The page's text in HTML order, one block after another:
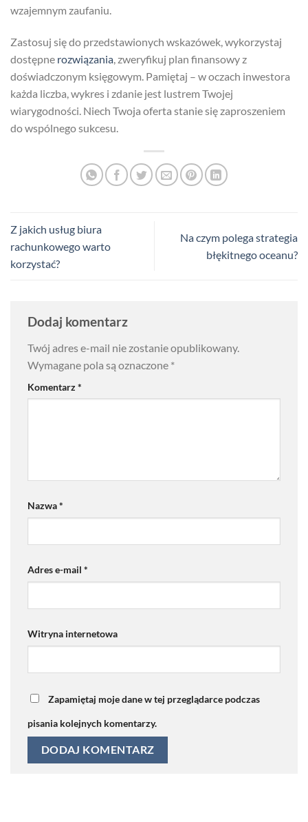
wzajemnym zaufaniu.
Zastosuj się do przedstawionych wskazówek, wykorzystaj
dostępne rozwiązania , zweryfikuj plan finansowy z
doświadczonym księgowym. Pamiętaj – w oczach inwestora
każda liczba, wykres i zdanie jest lustrem Twojej
wiarygodności. Niech Twoja oferta stanie się zaproszeniem
do wspólnego sukcesu.
Z jakich usług biura
rachunkowego warto
korzystać?
Na czym polega strategia
błękitnego oceanu?
Dodaj komentarz
Twój adres e-mail nie zostanie opublikowany.
Wymagane pola są oznaczone *
Komentarz*
Nazwa*
Adres e-mail *
Witryna internetowa
Zapamiętaj moje dane w tej przeglądarce podczas
pisania kolejnych komentarzy.